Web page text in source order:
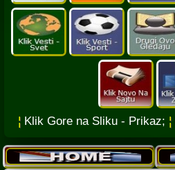
¦ Klik Gore na Sliku - Prikaz; ¦